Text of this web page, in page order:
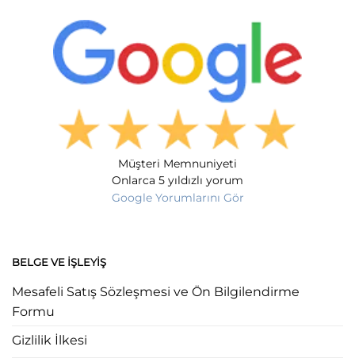
Müşteri Memnuniyeti
Onlarca 5 yıldızlı yorum
Google Yorumlarını Gör
BELGE VE İŞLEYIŞ
Mesafeli Satış Sözleşmesi ve Ön Bilgilendirme
Formu
Gizlilik İlkesi